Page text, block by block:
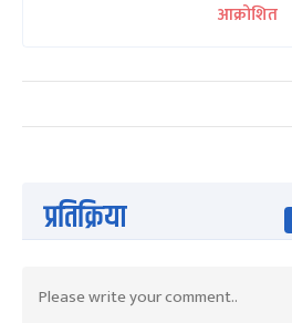
आक्रोशित
प्रतिक्रिया